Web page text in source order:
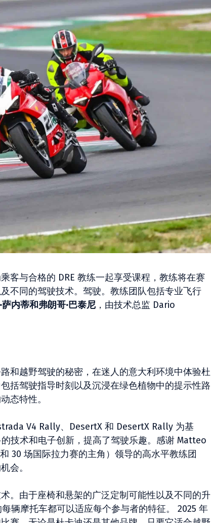
客与合格的 DRE 教练一起享受课程，教练将在赛
不同的驾驶技术。驾驶。教练团队包括专业飞行
内蒂和弗朗哥·巴泰尼，由技术总监 Dario
和越野驾驶的秘密，在迷人的意大利环境中体验杜
括驾驶指导时刻以及沉浸在绿色植物中的提示性路
态特性。
V4 Rally、DesertX 和 DesertX Rally 为基
技术和电子创新，提高了驾驶乐趣。感谢 Matteo
30 场国际拉力赛的主角）领导的高水平教练团
会。
。由于座椅和悬架的广泛定制可能性以及不同的升
辆摩托车都可以适应每个参与者的特征。 2025 年